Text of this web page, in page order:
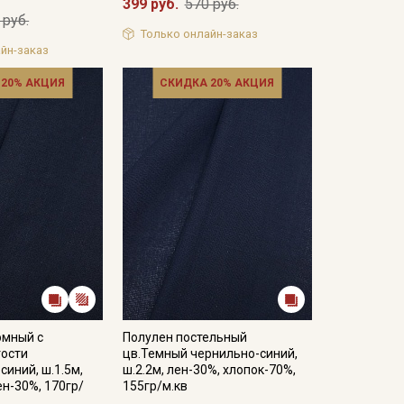
заказ
399 руб. 570 руб.
Только онлайн-заказ
АКЦИЯ
с
ш.1.5м,
30%, 170гр/
СКИДКА 20% АКЦИЯ
Полулен постельный
цв.Темный чернильно-синий,
ш.2.2м, лен-30%, хлопок-70%,
155гр/м.кв